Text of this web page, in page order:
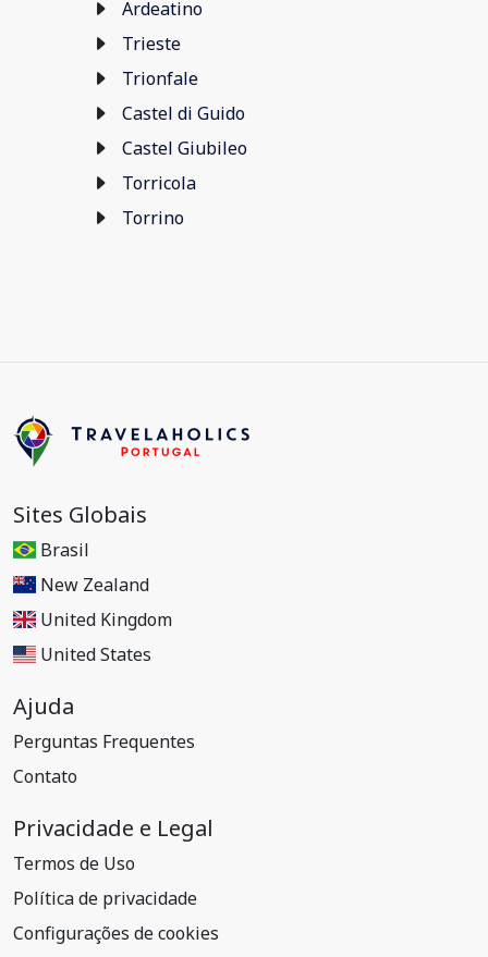
Ardeatino
Trieste
Trionfale
Castel di Guido
Castel Giubileo
Torricola
Torrino
Sites Globais
Brasil
New Zealand
United Kingdom
United States
Ajuda
Perguntas Frequentes
Contato
Privacidade e Legal
Termos de Uso
Política de privacidade
Configurações de cookies